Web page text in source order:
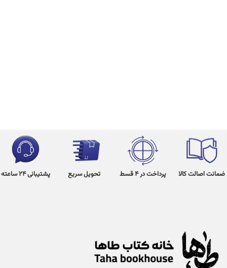
ضمانت اصالت کالا پرداخت در 4 قسط تحویل سریع پشتیبانی 24 ساعته